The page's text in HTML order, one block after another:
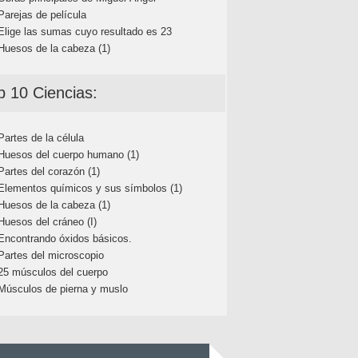
de película
las sumas cuyo resultado es 23
de la cabeza (1)
10 Ciencias:
de la célula
del cuerpo humano (1)
del corazón (1)
químicos y sus símbolos (1)
de la cabeza (1)
del cráneo (I)
óxidos básicos.
del microscopio
músculos del cuerpo
de pierna y muslo